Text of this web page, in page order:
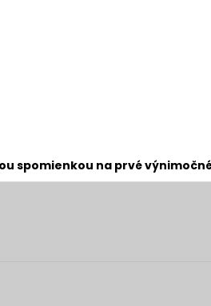
spomienkou na prvé